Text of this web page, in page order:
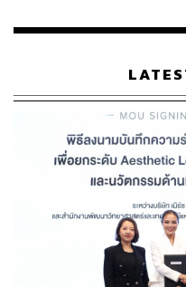
เรือนไทยที่ถูกซุกไว้